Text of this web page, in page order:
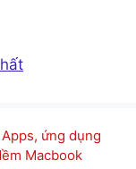
ứng dụng
Macbook